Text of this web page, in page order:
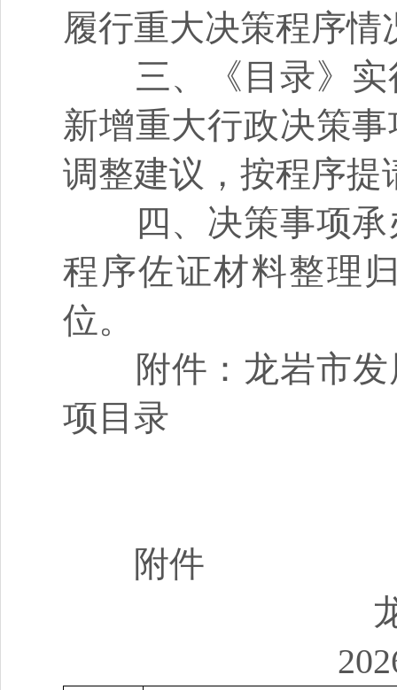
履行重大决策程序情
三、《目录》实
新增重大行政决策
调整建议，按程序提
四、决策事项承
程序佐证材料整理
位。
附件：龙岩市发
项目录
附件
龙
2026